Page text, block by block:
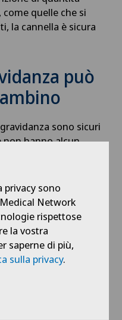
quelle che si
la cannella è sicura
può
sono sicuri
non hanno alcun
incinte
familiarità con
causa è da ricercarsi
possono influenzare
privacy sono
Network
rispettose
la vostra
saperne di più,
sulla privacy.